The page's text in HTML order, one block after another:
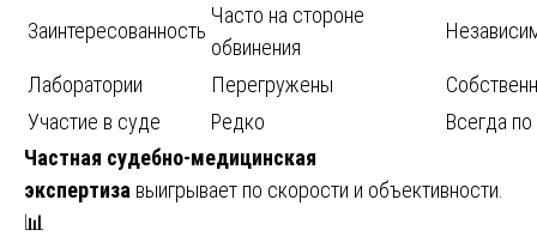
Заинтересованность
Часто на стороне
обвинения
Лаборатории Перегружены
Участие в суде
Редко
Всегда
Частная судебно-медицинская
экспертиза выигрывает по скорости и объективности.
📊